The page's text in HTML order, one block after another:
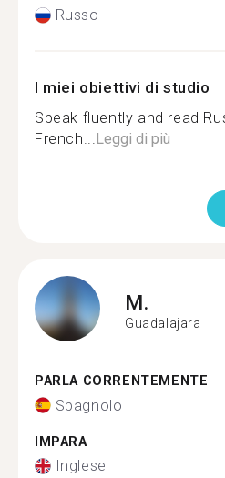
Russo
I miei obiettivi di studio
Speak fluently and read
French...Leggi di più
M.
Guadalajara
PARLA CORRENTEMENTE
Spagnolo
IMPARA
Inglese